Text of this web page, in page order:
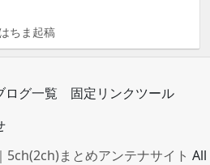
はちま起稿
ログ一覧
固定リンクツール
5ch(2ch)まとめアンテナサイト All